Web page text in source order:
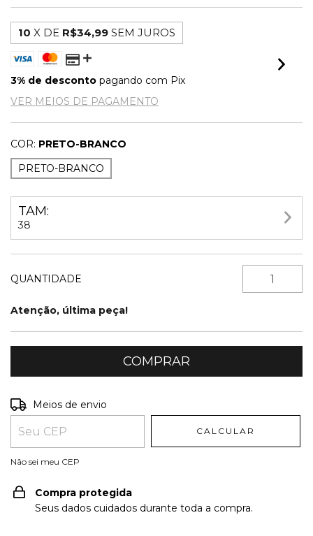
10 X DE R$34,99 SEM JUROS
3% de desconto pagando com Pix
VER MEIOS DE PAGAMENTO
COR: PRETO-BRANCO
PRETO-BRANCO
TAM:
38
QUANTIDADE
Atenção, última peça!
Entregas para o CEP:
Meios de envio
CALCULAR
Não sei meu CEP
Compra protegida
Seus dados cuidados durante toda a compra.